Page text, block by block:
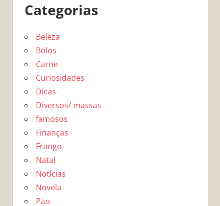
Categorias
Beleza
Bolos
Carne
Curiosidades
Dicas
Diversos/ massas
famosos
Finanças
Frango
Natal
Notícias
Novela
Pao